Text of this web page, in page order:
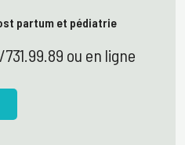
partum et pédiatrie
ou en ligne